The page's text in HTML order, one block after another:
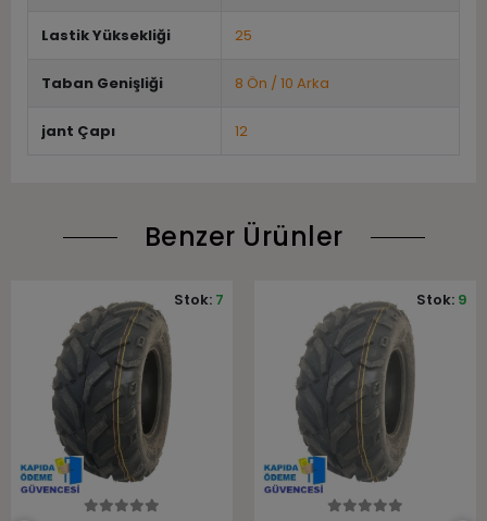
Lastik Yüksekliği 25
Taban Genişliği 8 Ön / 10 Arka
jant Çapı 12
Benzer Ürünler
Stok: 7 Stok: 9